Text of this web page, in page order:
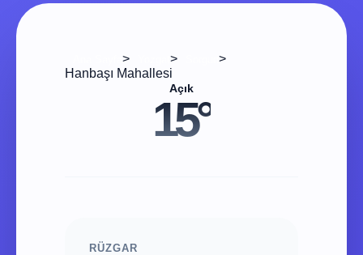
> >
>
Hanbaşı Mahallesi
Açık
15°
RÜZGAR